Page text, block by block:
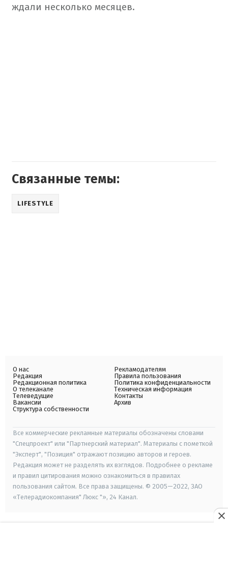
ждали несколько месяцев.
Связанные темы:
LIFESTYLE
О нас
Редакция
Редакционная политика
О телеканале
Телеведущие
Вакансии
Структура собственности
Рекламодателям
Правила пользования
Политика конфиденциальности
Техническая информация
Контакты
Архив
Все коммерческие рекламные материалы обозначены словами
"Спецпроект" или "Партнерский материал". Материалы с пометкой
"Эксперт", "Позиция" отражают позицию авторов и героев.
Редакция может не разделять их взглядов. Подробнее о рекламе
и правил цитирования можно ознакомиться в правилах
пользования сайтом. Все права защищены. © 2005—2022, ЗАО
«Телерадиокомпания" Люкс "», 24 Канал.